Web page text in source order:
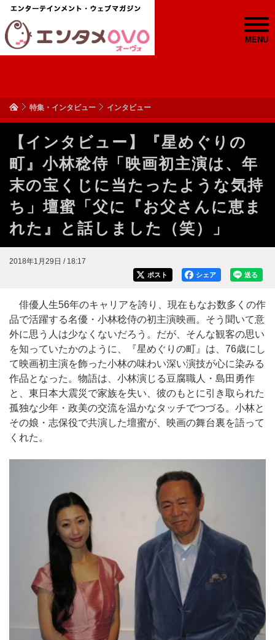
MENU
特集・インタビュー インタビュー
【インタビュー】『星めぐりの
町』小林稔侍「映画初主演は、年
末の宝くじに当たったような気持
ち」壇蜜「父に『お父さんに恵ま
れた』と話しました（笑）」
2018年1月29日 / 18:17
送る
シェア
ポスト
俳優人生56年のキャリアを誇り、現在もなお数多くの作
品で活躍する名優・小林稔侍の初主演映画。そう聞いて意
外に思う人は少なくないだろう。だが、そんな観客の思い
を知っていたかのように、『星めぐりの町』は、76歳にし
て映画初主演を飾った小林の味わい深い演技が心に染みる
作品となった。物語は、小林演じる豆腐職人・島田勇作
と、東日本大震災で家族を失い、彼のもとに引き取られた
孤独な少年・政美の交流を温かなタッチでつづる。小林と
その娘・志保役で共演した壇蜜が、映画の舞台裏を語って
くれた。